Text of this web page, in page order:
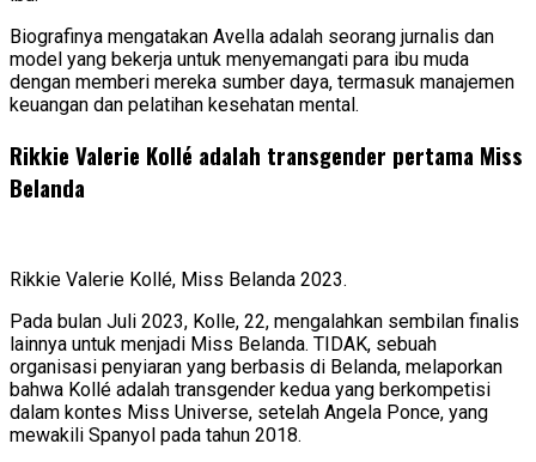
Biografinya mengatakan Avella adalah seorang jurnalis dan
model yang bekerja untuk menyemangati para ibu muda
dengan memberi mereka sumber daya, termasuk manajemen
keuangan dan pelatihan kesehatan mental.
Rikkie Valerie Kollé adalah transgender pertama Miss
Belanda
Rikkie Valerie Kollé, Miss Belanda 2023.
Pada bulan Juli 2023, Kolle, 22, mengalahkan sembilan finalis
lainnya untuk menjadi Miss Belanda. TIDAK, sebuah
organisasi penyiaran yang berbasis di Belanda, melaporkan
bahwa Kollé adalah transgender kedua yang berkompetisi
dalam kontes Miss Universe, setelah Angela Ponce, yang
mewakili Spanyol pada tahun 2018.